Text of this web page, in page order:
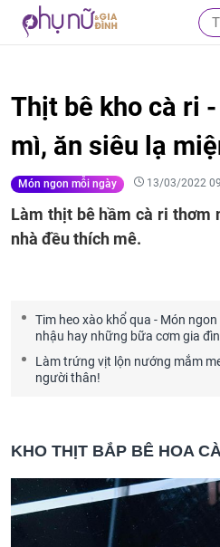
Thịt bê kho cà ri
mì, ăn siêu lạ
Món ngon mỗi ngày 13/03/2022
Làm thịt bê hầm cà ri thơm
nhà đều thích mê.
Tim heo xào khổ qua - Món
nhậu hay những bữa cơm gia
Làm trứng vịt lộn nướng mắm
người thân!
KHO THỊT BẮP BÊ HOA